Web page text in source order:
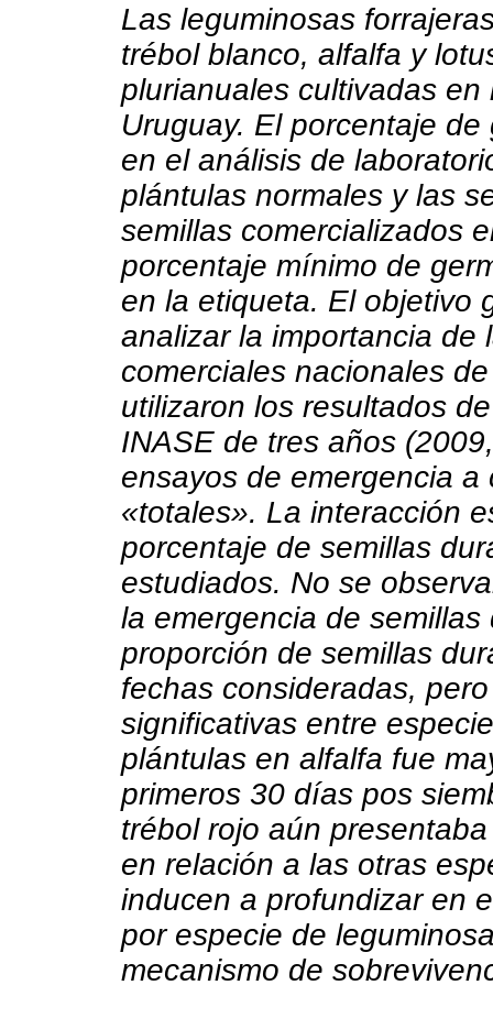
Las leguminosas
trébol blanco, alfalfa y
plurianuales cultivadas
Uruguay. El porcentaje
en el análisis de
plántulas normales y las
semillas comercializados
porcentaje mínimo de
en la etiqueta. El objetivo
analizar la importancia de
comerciales nacionales
utilizaron los resultados
INASE de tres años
ensayos de emergencia
«totales». La interacción
porcentaje de semillas
estudiados. No se
la emergencia de
proporción de semillas
fechas consideradas,
significativas entre
plántulas en alfalfa fue
primeros 30 días pos
trébol rojo aún
en relación a las otras
inducen a profundizar en
por especie de
mecanismo de